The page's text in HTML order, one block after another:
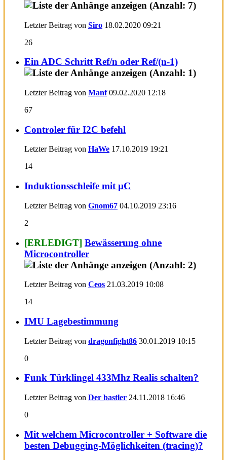
Letzter Beitrag von Siro 18.02.2020 09:21
26
Ein ADC Schritt Ref/n oder Ref/(n-1)
Letzter Beitrag von Manf09.02.2020 12:18
67
Controler für I2C befehl
Letzter Beitrag von HaWe 17.10.2019 19:21
14
Induktionsschleife mit µC
Letzter Beitrag von Gnom67 04.10.2019 23:16
2
[ERLEDIGT] Bewässerung ohne
Microcontroller
Letzter Beitrag von Ceos 21.03.2019 10:08
14
IMU Lagebestimmung
Letzter Beitrag von dragonfight86 30.01.2019 10:15
0
Funk Türklingel 433Mhz Realis schalten?
Letzter Beitrag von Der bastler 24.11.2018 16:46
0
Mit welchem Microcontroller + Software die
besten Debugging-Möglichkeiten (tracing)?